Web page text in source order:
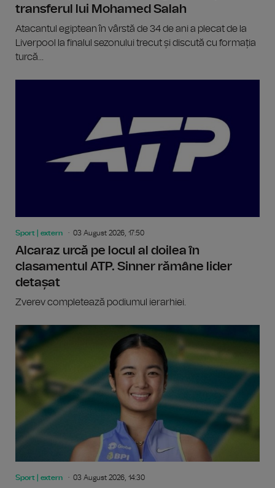
transferul lui Mohamed Salah
Atacantul egiptean în vârstă de 34 de ani a plecat de la
Liverpool la finalul sezonului trecut și discută cu formația
turcă...
Sport | extern 03 August 2026, 17:50
Alcaraz urcă pe locul al doilea în
clasamentul ATP. Sinner rămâne lider
detașat
Zverev completează podiumul ierarhiei.
Sport | extern 03 August 2026, 14:30